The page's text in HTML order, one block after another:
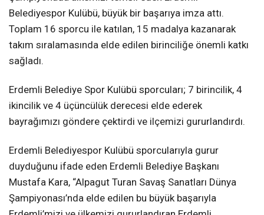
Belediyespor Kulübü, büyük bir başarıya imza attı.
Toplam 16 sporcu ile katılan, 15 madalya kazanarak
takım sıralamasında elde edilen birinciliğe önemli katkı
sağladı.
Erdemli Belediye Spor Kulübü sporcuları; 7 birincilik, 4
ikincilik ve 4 üçüncülük derecesi elde ederek
bayrağımızı göndere çektirdi ve ilçemizi gururlandırdı.
Erdemli Belediyespor Kulübü sporcularıyla gurur
duyduğunu ifade eden Erdemli Belediye Başkanı
Mustafa Kara, “Alpagut Turan Savaş Sanatları Dünya
Şampiyonası’nda elde edilen bu büyük başarıyla